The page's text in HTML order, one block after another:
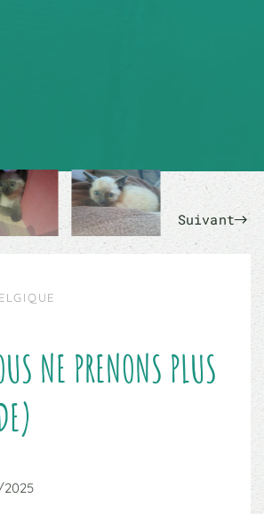
Suivant
NE PRENONS PLUS
2025